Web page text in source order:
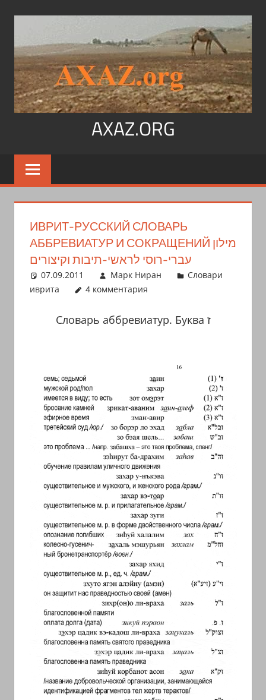
содержимому
AXAZ.ORG
Арабский
язык,
арамейский.
читать
арабском,
иврите
Поговорки
транскрипцией
арабском,
иврите
арамейском.
рецепты
новости
переводом
ИВРИТ-РУССКИЙ СЛОВАРЬ
АББРЕВИАТУР И СОКРАЩЕНИЙ מילון
עברי-רוסי לראשי-תיבות וקיצורים
07.09.2011 Марк Ниран
Словари
иврита
4 комментария
Словарь аббревиатур. Буква ז